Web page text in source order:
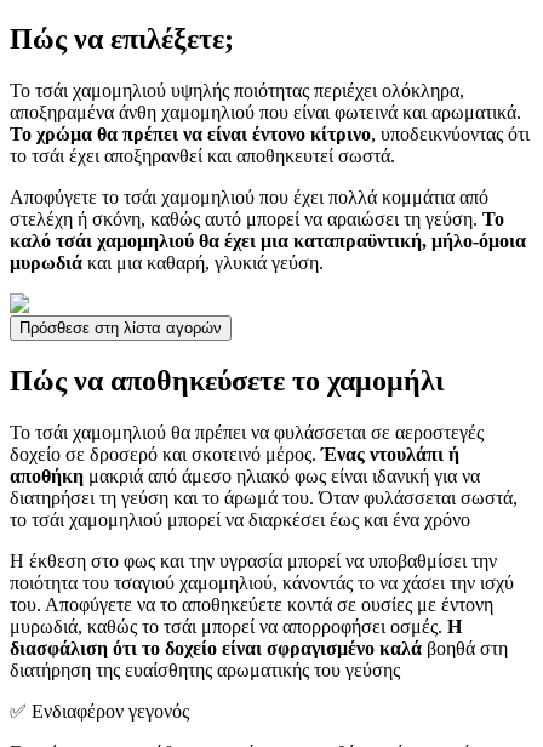
Πώς να επιλέξετε;
Το τσάι χαμομηλιού υψηλής ποιότητας περιέχει ολόκληρα,
αποξηραμένα άνθη χαμομηλιού που είναι φωτεινά και αρωματικά.
Το χρώμα θα πρέπει να είναι έντονο κίτρινο, υποδεικνύοντας ότι
το τσάι έχει αποξηρανθεί και αποθηκευτεί σωστά.
Αποφύγετε το τσάι χαμομηλιού που έχει πολλά κομμάτια από
στελέχη ή σκόνη, καθώς αυτό μπορεί να αραιώσει τη γεύση. Το
καλό τσάι χαμομηλιού θα έχει μια καταπραϋντική, μήλο-όμοια
μυρωδιά και μια καθαρή, γλυκιά γεύση.
Πρόσθεσε στη λίστα αγορών
Πώς να αποθηκεύσετε το χαμομήλι
Το τσάι χαμομηλιού θα πρέπει να φυλάσσεται σε αεροστεγές
δοχείο σε δροσερό και σκοτεινό μέρος.Ένας ντουλάπι ή
αποθήκη μακριά από άμεσο ηλιακό φως είναι ιδανική για να
διατηρήσει τη γεύση και το άρωμά του. Όταν φυλάσσεται σωστά,
το τσάι χαμομηλιού μπορεί να διαρκέσει έως και ένα χρόνο
Η έκθεση στο φως και την υγρασία μπορεί να υποβαθμίσει την
ποιότητα του τσαγιού χαμομηλιού, κάνοντάς το να χάσει την ισχύ
του. Αποφύγετε να το αποθηκεύετε κοντά σε ουσίες με έντονη
μυρωδιά, καθώς το τσάι μπορεί να απορροφήσει οσμές. Η
διασφάλιση ότι το δοχείο είναι σφραγισμένο καλά βοηθά στη
διατήρηση της ευαίσθητης αρωματικής του γεύσης
✅ Ενδιαφέρον γεγονός